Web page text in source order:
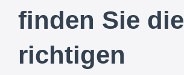
finden Sie die
richtigen